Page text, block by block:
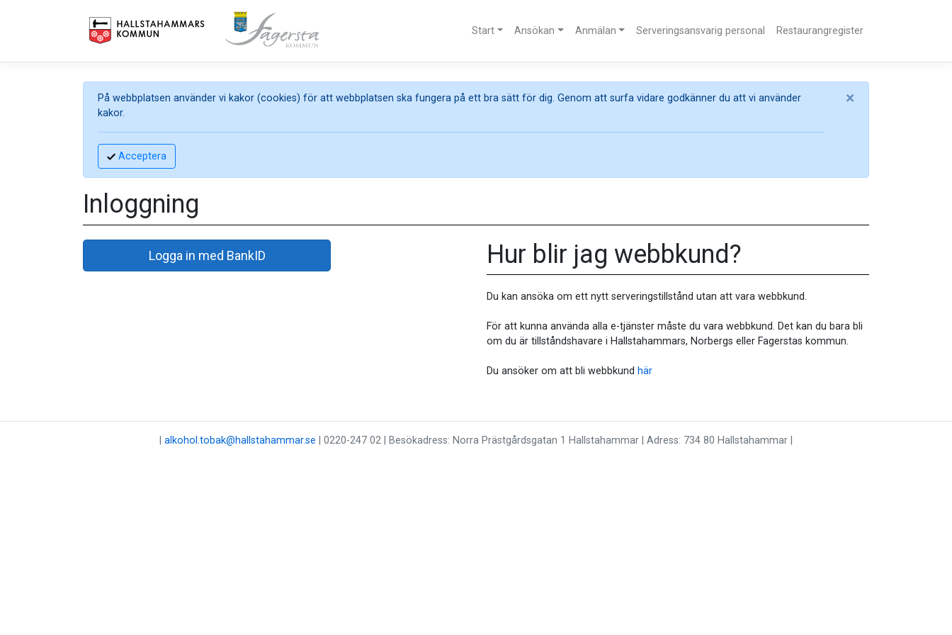
Start Ansökan Anmälan Serveringsansvarig personal Restaurangregister
På webbplatsen använder vi kakor (cookies) för att webbplatsen ska fungera på ett bra sätt för dig. Genom att surfa vidare godkänner du att vi använder
kakor.
Acceptera
×
Inloggning
Logga in med BankID Hur blir jag webbkund?
Du kan ansöka om ett nytt serveringstillstånd utan att vara webbkund.
För att kunna använda alla e-tjänster måste du vara webbkund. Det kan du bara bli
om du är tillståndshavare i Hallstahammars, Norbergs eller Fagerstas kommun.
Du ansöker om att bli webbkund här
alkohol.tobak@hallstahammar.se | 0220-247 02 | Besökadress: Norra Prästgårdsgatan 1 Hallstahammar | Adress: 734 80 Hallstahammar |